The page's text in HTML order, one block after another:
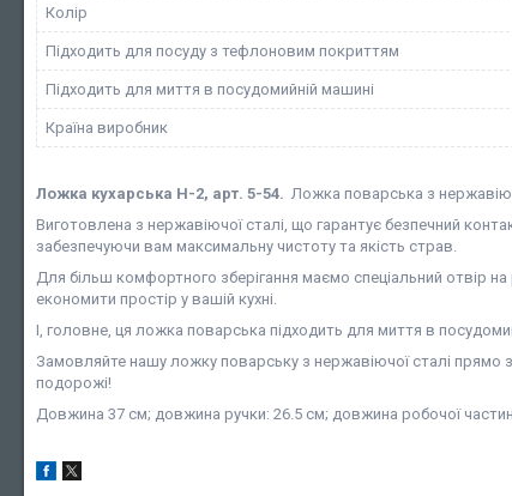
Колір
Підходить для посуду з тефлоновим покриттям
Підходить для миття в посудомийній машині
Країна виробник
Ложка кухарська H-2, арт. 5-54. Ложка поварська з
Виготовлена з нержавіючої сталі, що гарантує безпечний
забезпечуючи вам максимальну чистоту та якість страв.
Для більш комфортного зберігання маємо спеціальний отвір
економити простір у вашій кухні.
І, головне, ця ложка поварська підходить для миття в
Замовляйте нашу ложку поварську з нержавіючої сталі прямо
подорожі!
Довжина 37 см; довжина ручки: 26.5 см; довжина робочої